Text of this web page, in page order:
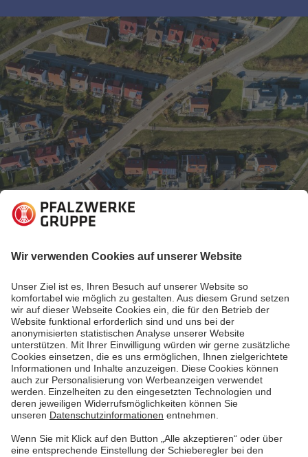
15.11.2019
Nahwärmeversorgung im Quartier - so geht`s
Die Wärmewende ist machbar – besonders, wenn
statt Einzelgebäuden ganze Quartiere nachhaltig mit
Energie versorgt werden. Nahwärme kann die Lösung
sein. Wie die Nahwärmeversorgung funktioniert? Eine
Erklärung.
Mehr lesen
Mehr lesen